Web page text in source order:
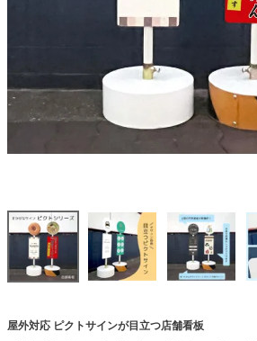
屋外対応 ピクトサインが目立つ店舗看板